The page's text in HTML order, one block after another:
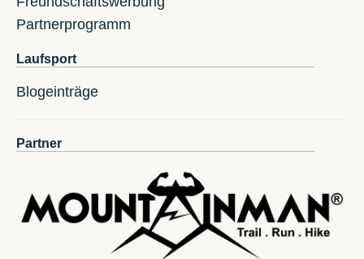
Partnerprogramm
Laufsport
Blogeinträge
Partner